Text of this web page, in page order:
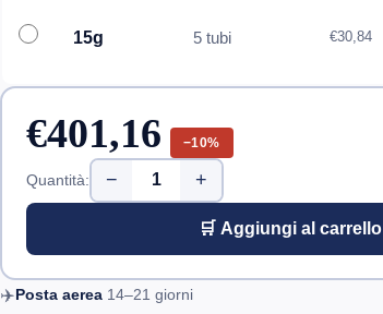
15g 5 tubi €30,84
€401,16 −10%
Quantità: − +
🛒 Aggiungi al carrello
✈️Posta aerea 14–21 giorni